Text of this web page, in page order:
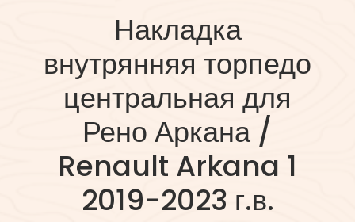
Накладка
внутрянняя торпедо
центральная для
Рено Аркана /
Renault Arkana 1
2019-2023 г.в.